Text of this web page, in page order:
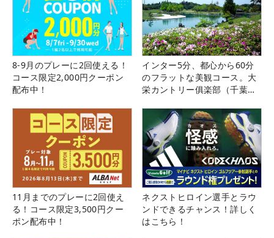
8-9月のプレーに2回使える！
コース限定2,000円クーポン
配布中！
インター5分、都心から60分
のフラットな美観コース。大
栄カントリー俱楽部（千葉
11月までのプレーに2回使え
る！コース限定3,500円クー
ポン配布中！
ネクストヒロイン選手とラウ
ンドできるチャンス！詳しく
はこちら！